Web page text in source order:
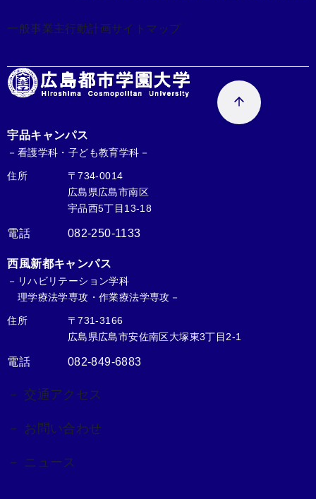
宇品キャンパス
－看護学科・子ども教育学科－
住所
〒734-0014
広島県広島市南区
宇品西5丁目13-18
電話 082-250-1133
西風新都キャンパス
－リハビリテーション学科
理学療法学専攻・作業療法学専攻－
住所
〒731-3166
広島県広島市安佐南区大塚東3丁目2-1
電話 082-849-6883
－ 交通アクセス
－ お問い合わせ
－ ニュース
一般事業主行動計画サイトマップ